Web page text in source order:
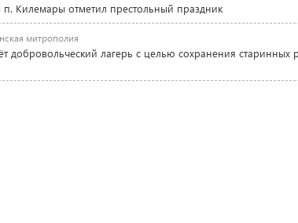
Килемары отметил престольный праздник
митрополия
добровольческий лагерь с целью сохранения старинных